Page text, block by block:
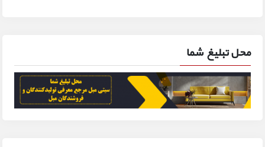
محل تبلیغ شما